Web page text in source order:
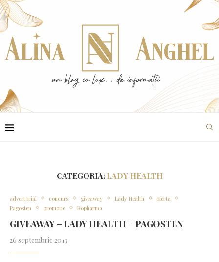
CATEGORIA: LADY HEALTH
advertorial concurs giveaway Lady Health
oferta
Pagosten
promotie Ropharma
GIVEAWAY – LADY HEALTH + PAGOSTEN
26 septembrie 2013